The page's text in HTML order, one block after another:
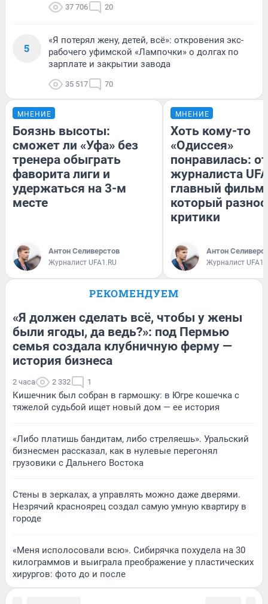
37 706 20
5
«Я потерял жену, детей, всё»: откровения экс-
рабочего уфимской «Лампочки» о долгах по
зарплате и закрытии завода
35 517 70
МНЕНИЕ
Боязнь высоты:
сможет ли «Уфа» без
тренера обыграть
фаворита лиги и
удержаться на 3-м
месте
Антон Селиверстов
Журналист UFA1.RU
МНЕНИЕ
Хоть кому-то
«Одиссея»
понравилась:
журналиста
главный фильм
который
критики
Антон
Журналист
РЕКОМЕНДУЕМ
«Я должен сделать всё, чтобы у жены
были ягоды, да ведь?»: под Пермью
семья создала клубничную ферму —
история бизнеса
2 часа 2 332 1
Кишечник был собран в гармошку: в Югре кошечка с
тяжелой судьбой ищет новый дом — ее история
«Либо платишь бандитам, либо стреляешь». Уральский
бизнесмен рассказал, как в нулевые перегонял
грузовики с Дальнего Востока
Стены в зеркалах, а управлять можно даже дверями.
Незрячий красноярец создал самую умную квартиру в
городе
«Меня исполосовали всю». Сибирячка похудела на 30
килограммов и выиграла преображение у пластических
хирургов: фото до и после